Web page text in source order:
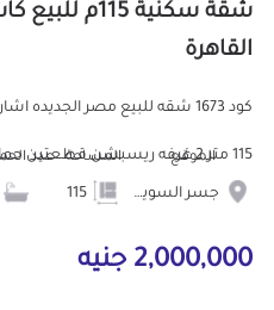
شقة سكنية
القاهرة
كود 1673 شقه للبيع مصر
115 متر 2 غرفه ريسبشن قطعتين حمام مط... الموقع
جسر السويس
المساحة عدد
2,000,000 جنيه